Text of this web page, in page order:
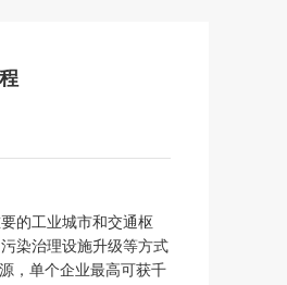
的工业城市和交通枢
染治理设施升级等方式
，单个企业最高可获千